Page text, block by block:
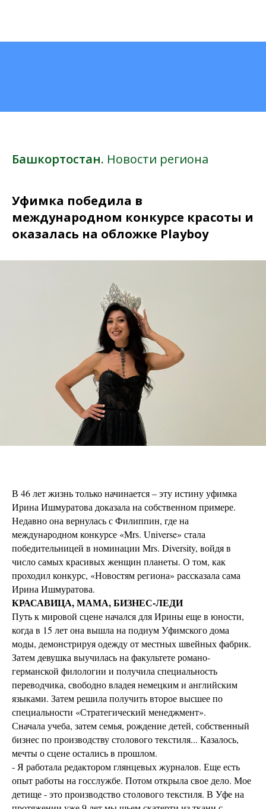
Башкортостан. Новости региона
Уфимка победила в
международном конкурсе красоты и
оказалась на обложке Playboy
В 46 лет жизнь только начинается – эту истину уфимка
Ирина Ишмуратова доказала на собственном примере.
Недавно она вернулась с Филиппин, где на
международном конкурсе «Mrs. Universe» стала
победительницей в номинации Mrs. Diversity, войдя в
число самых красивых женщин планеты. О том, как
проходил конкурс, «Новостям региона» рассказала сама
Ирина Ишмуратова.
КРАСАВИЦА, МАМА, БИЗНЕС-ЛЕДИ
Путь к мировой сцене начался для Ирины еще в юности,
когда в 15 лет она вышла на подиум Уфимского дома
моды, демонстрируя одежду от местных швейных фабрик.
Затем девушка выучилась на факультете романо-
германской филологии и получила специальность
переводчика, свободно владея немецким и английским
языками. Затем решила получить второе высшее по
специальности «Стратегический менеджмент».
Сначала учеба, затем семья, рождение детей, собственный
бизнес по производству столового текстиля... Казалось,
мечты о сцене остались в прошлом.
- Я работала редактором глянцевых журналов. Еще есть
опыт работы на госслужбе. Потом открыла свое дело. Мое
детище - это производство столового текстиля. В Уфе на